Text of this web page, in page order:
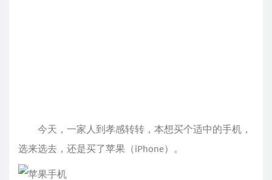
今天，一家人到孝感转转，本想买个适中的手机，
选来选去，还是买了苹果（iPhone）。